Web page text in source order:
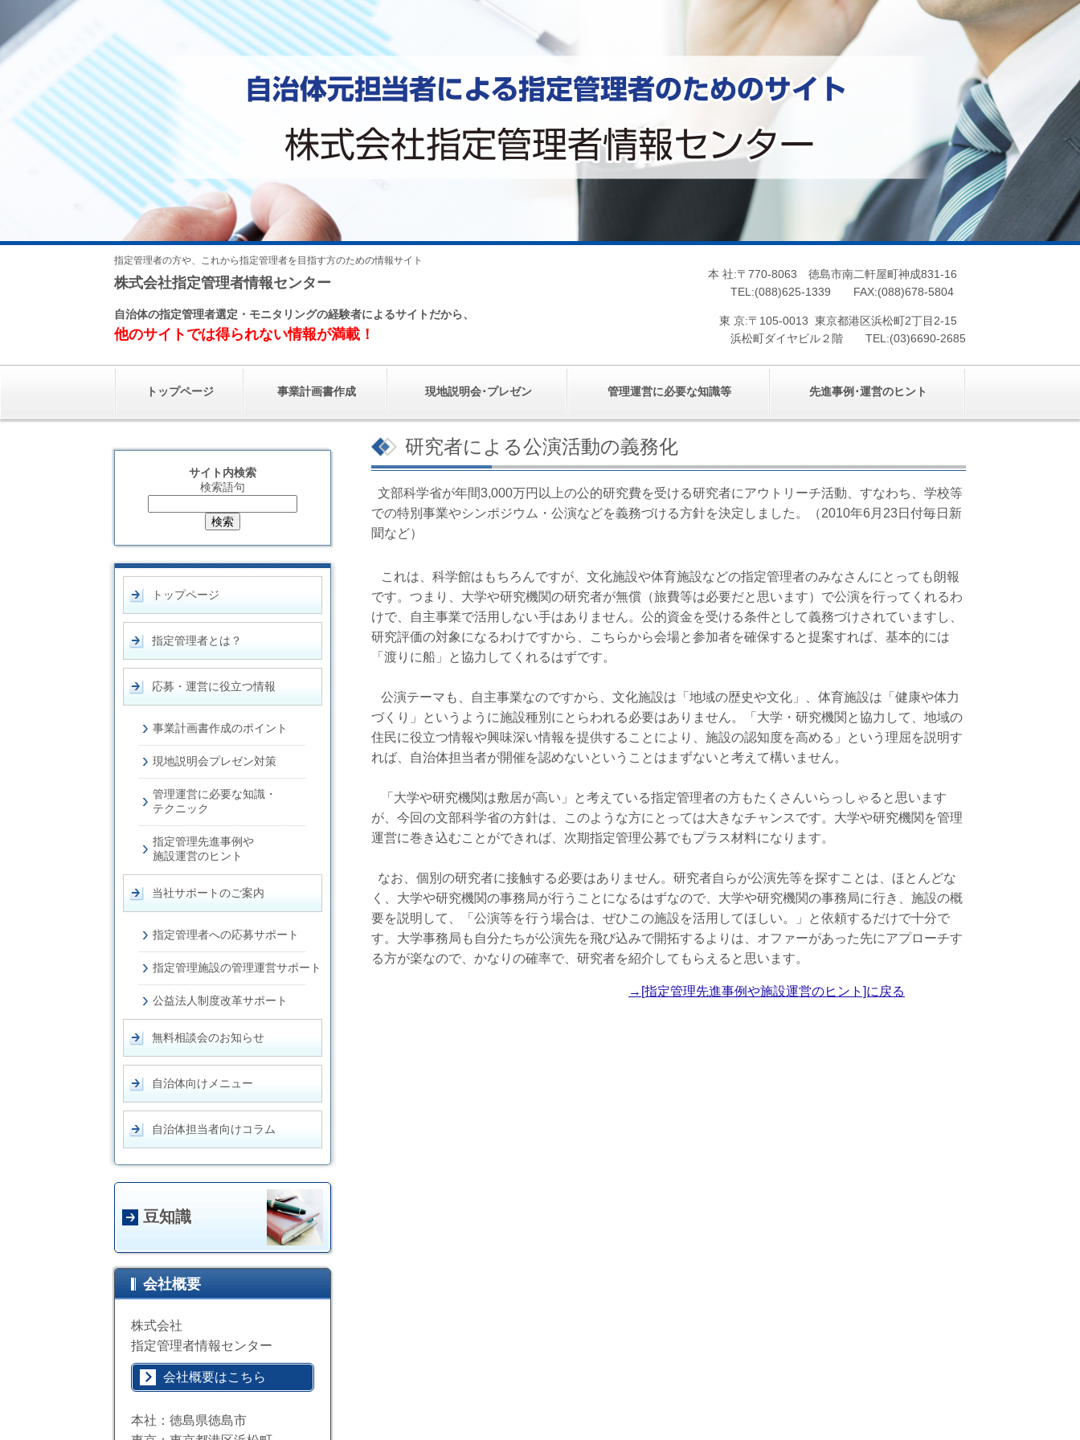
指定管理者の方や、これから指定管理者を目指す方のための情報サイト
株式会社指定管理者情報センター
自治体の指定管理者選定・モニタリングの経験者によるサイトだから、
他のサイトでは得られない情報が満載！
本 社:〒770-8063 徳島市南二軒屋町神成831-16
TEL:(088)625-1339 FAX:(088)678-5804
東 京:〒105-0013 東京都港区浜松町2丁目2-15
浜松町ダイヤビル２階 TEL:(03)6690-2685
トップページ 事業計画書作成 現地説明会･プレゼン 管理運営に必要な知識等 先進事例･運営のヒント
研究者による公演活動の義務化
文部科学省が年間3,000万円以上の公的研究費を受ける研究者にアウトリーチ活動、すなわち、学校等
での特別事業やシンポジウム・公演などを義務づける方針を決定しました。（2010年6月23日付毎日新
聞など）
これは、科学館はもちろんですが、文化施設や体育施設などの指定管理者のみなさんにとっても朗報
です。つまり、大学や研究機関の研究者が無償（旅費等は必要だと思います）で公演を行ってくれるわ
けで、自主事業で活用しない手はありません。公的資金を受ける条件として義務づけされていますし、
研究評価の対象になるわけですから、こちらから会場と参加者を確保すると提案すれば、基本的には
「渡りに船」と協力してくれるはずです。
公演テーマも、自主事業なのですから、文化施設は「地域の歴史や文化」、体育施設は「健康や体力
づくり」というように施設種別にとらわれる必要はありません。「大学・研究機関と協力して、地域の
住民に役立つ情報や興味深い情報を提供することにより、施設の認知度を高める」という理屈を説明す
れば、自治体担当者が開催を認めないということはまずないと考えて構いません。
「大学や研究機関は敷居が高い」と考えている指定管理者の方もたくさんいらっしゃると思います
が、今回の文部科学省の方針は、このような方にとっては大きなチャンスです。大学や研究機関を管理
運営に巻き込むことができれば、次期指定管理公募でもプラス材料になります。
なお、個別の研究者に接触する必要はありません。研究者自らが公演先等を探すことは、ほとんどな
く、大学や研究機関の事務局が行うことになるはずなので、大学や研究機関の事務局に行き、施設の概
要を説明して、「公演等を行う場合は、ぜひこの施設を活用してほしい。」と依頼するだけで十分で
す。大学事務局も自分たちが公演先を飛び込みで開拓するよりは、オファーがあった先にアプローチす
る方が楽なので、かなりの確率で、研究者を紹介してもらえると思います。
→[指定管理先進事例や施設運営のヒント]に戻る
サイト内検索
検索語句
トップページ
指定管理者とは？
応募・運営に役立つ情報
事業計画書作成のポイント
現地説明会プレゼン対策
管理運営に必要な知識・
テクニック
指定管理先進事例や
施設運営のヒント
当社サポートのご案内
指定管理者への応募サポート
指定管理施設の管理運営サポート
公益法人制度改革サポート
無料相談会のお知らせ
自治体向けメニュー
自治体担当者向けコラム
豆知識
会社概要
株式会社
指定管理者情報センター
会社概要はこちら
本社：徳島県徳島市